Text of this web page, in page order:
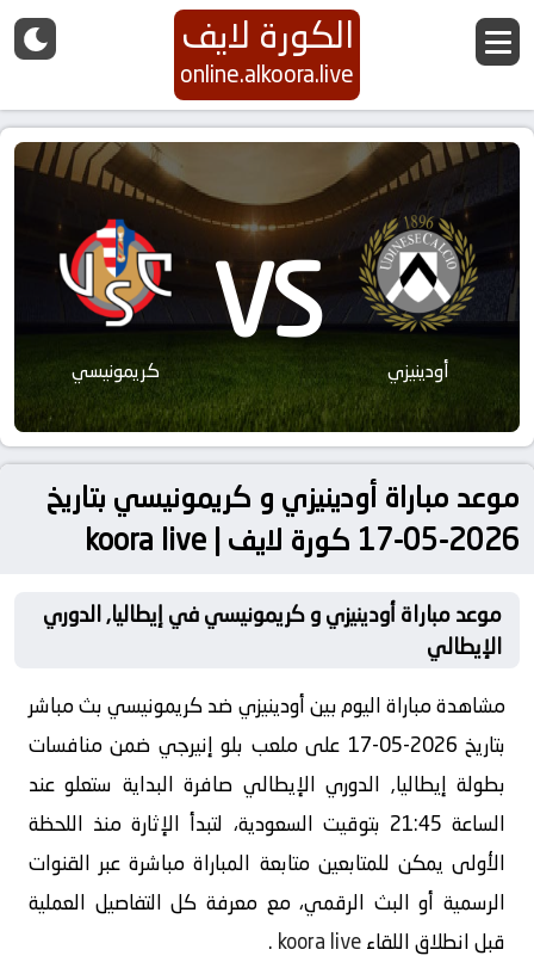
الكورة لايف
online.alkoora.live
أودينيزي VS كريمونيسي
موعد مباراة أودينيزي و كريمونيسي بتاريخ
2026-05-17 كورة لايف | koora live
موعد مباراة أودينيزي و كريمونيسي في إيطاليا, الدوري
الإيطالي
مشاهدة مباراة اليوم بين أودينيزي ضد كريمونيسي بث مباشر
بتاريخ 2026-05-17 على ملعب بلو إنيرجي ضمن منافسات
بطولة إيطاليا, الدوري الإيطالي صافرة البداية ستعلو عند
الساعة 21:45 بتوقيت السعودية، لتبدأ الإثارة منذ اللحظة
الأولى يمكن للمتابعين متابعة المباراة مباشرة عبر القنوات
الرسمية أو البث الرقمي، مع معرفة كل التفاصيل العملية
قبل انطلاق اللقاءkoora live
.